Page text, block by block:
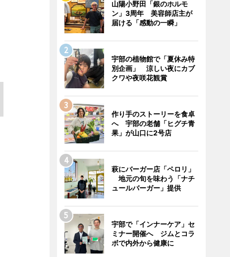
山陽小野田「銀のホルモ
ン」3周年 美容師店主が
届ける「感動の一瞬」
宇部の植物館で「夏休み特
別企画」 涼しい夜にカブ
クワや夜咲花観賞
作り手のストーリーを食卓
へ 宇部の老舗「ヒグチ青
果」が山口に2号店
萩にバーガー店「ペロリ」
地元の旬を味わう「ナチ
ュールバーガー」提供
宇部で「インナーケア」セ
ミナー開催へ ジムとコラ
ボで内外から健康に